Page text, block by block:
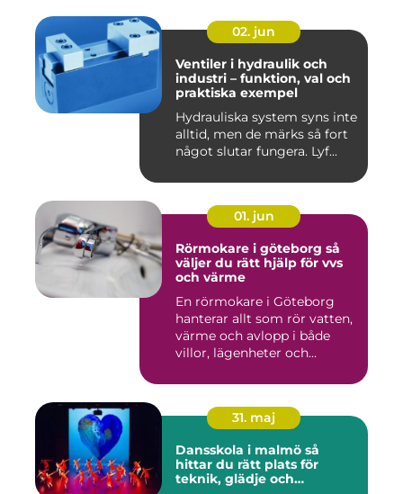
02. jun
Ventiler i hydraulik och
industri – funktion, val och
praktiska exempel
Hydrauliska system syns inte
alltid, men de märks så fort
något slutar fungera. Lyf...
01. jun
Rörmokare i göteborg så
väljer du rätt hjälp för vvs
och värme
En rörmokare i Göteborg
hanterar allt som rör vatten,
värme och avlopp i både
villor, lägenheter och...
31. maj
Dansskola i malmö så
hittar du rätt plats för
teknik, glädje och